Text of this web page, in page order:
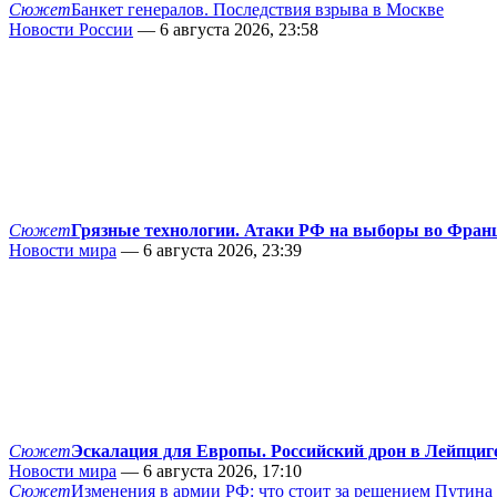
СюжетБанкет генералов. Последствия взрыва в Москве
Новости России — 6 августа 2026, 23:58
СюжетГрязные технологии. Атаки РФ на выборы во
Новости мира — 6 августа 2026, 23:39
СюжетЭскалация для Европы. Российский дрон в
Новости мира — 6 августа 2026, 17:10
СюжетИзменения в армии РФ: что стоит за решением Путина